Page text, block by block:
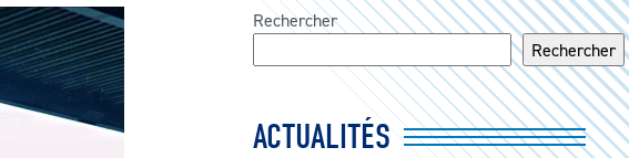
Rechercher
Rechercher
ACTUALITÉS